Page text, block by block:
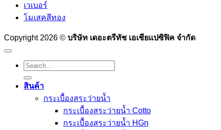
เวเบอร์
โมเสคสีทอง
Copyright 2026 © บริษัท เดอะตรีทัช เอเชียแปซิฟิค จำกัด
Search
for:
สินค้า
กระเบื้องสระว่ายนํ้า
กระเบื้องสระว่ายน้ำ Cotto
กระเบื้องสระว่ายน้ำ HGn